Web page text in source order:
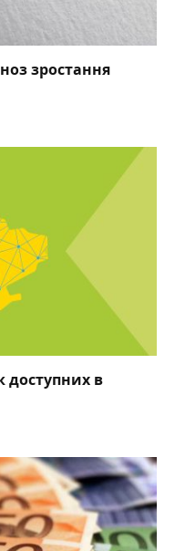
зростання
доступних в